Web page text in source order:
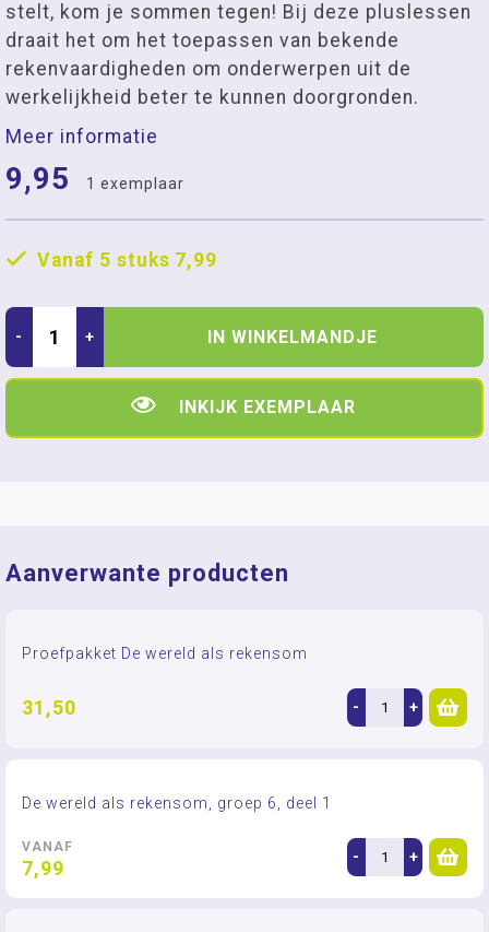
stelt, kom je sommen tegen! Bij deze pluslessen
draait het om het toepassen van bekende
rekenvaardigheden om onderwerpen uit de
werkelijkheid beter te kunnen doorgronden.
Meer informatie
9,95 1 exemplaar
Vanaf 5 stuks 7,99
- + IN WINKELMANDJE
INKIJK EXEMPLAAR
Aanverwante producten
Proefpakket De wereld als rekensom
31,50 - +
De wereld als rekensom, groep 6, deel 1
VANAF
7,99 - +